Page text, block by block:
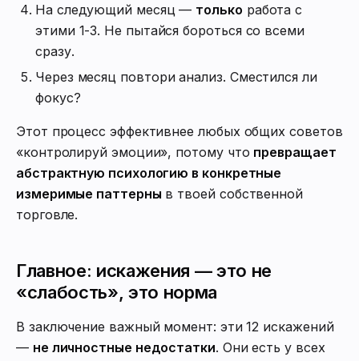
На следующий месяц — только работа с
этими 1-3. Не пытайся бороться со всеми
сразу.
Через месяц повтори анализ. Сместился ли
фокус?
Этот процесс эффективнее любых общих советов
«контролируй эмоции», потому что превращает
абстрактную психологию в конкретные
измеримые паттерны в твоей собственной
торговле.
Главное: искажения — это не
«слабость», это норма
В заключение важный момент: эти 12 искажений
— не личностные недостатки. Они есть у всех